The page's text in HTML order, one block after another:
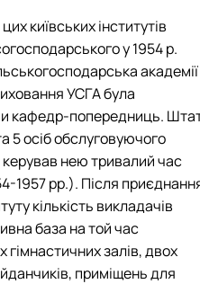
київських інститутів
у 1954 р.
академії
УСГА була
кафедр-попередниць.
5 осіб обслуговуючого
нею тривалий час
1957 рр.). Після
кількість викладачів
база на той час
гімнастичних залів, двох
приміщень для